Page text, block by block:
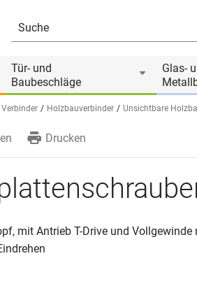
Tür- und
Baubeschläge
Glas-
Holzbauverbinder Unsichtbare
Drucken
mit Antrieb T-Drive und